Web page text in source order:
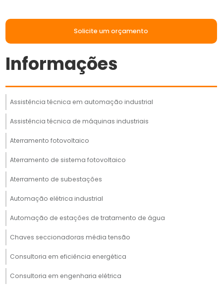
Solicite um orçamento
Informações
Assistência técnica em automação industrial
Assistência técnica de máquinas industriais
Aterramento fotovoltaico
Aterramento de sistema fotovoltaico
Aterramento de subestações
Automação elétrica industrial
Automação de estações de tratamento de água
Chaves seccionadoras média tensão
Consultoria em eficiência energética
Consultoria em engenharia elétrica